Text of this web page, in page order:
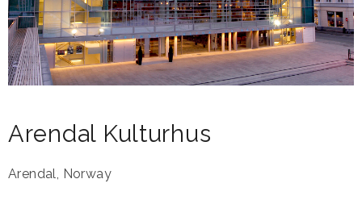
Arendal Kulturhus
Arendal, Norway